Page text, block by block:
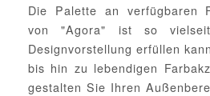
Die Palette an verfügbaren
von "Agora" ist so
Designvorstellung erfüllen
bis hin zu lebendigen
gestalten Sie Ihren